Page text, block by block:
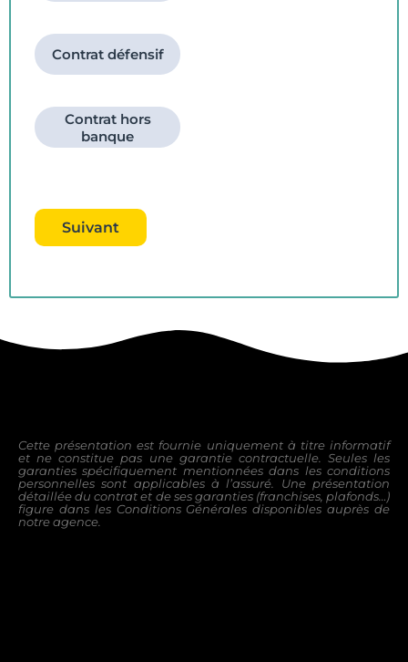
Contrat défensif
Contrat hors
banque
Suivant
Cette présentation est fournie uniquement à titre informatif
et ne constitue pas une garantie contractuelle. Seules les
garantiesspécifiquement mentionnées dans les conditions
personnelles sont applicables à l’assuré. Une présentation
détaillée du contrat et de ses garanties (franchises, plafonds…)
figure dans les Conditions Générales disponiblesauprès de
notre agence.